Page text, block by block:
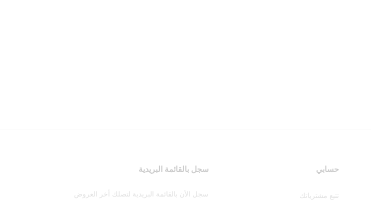
حسابي
تتبع مشترياتك
سجل بالقائمة البريدية
سجل الأن بالقائمة البريدية لتصلك أخر العروض